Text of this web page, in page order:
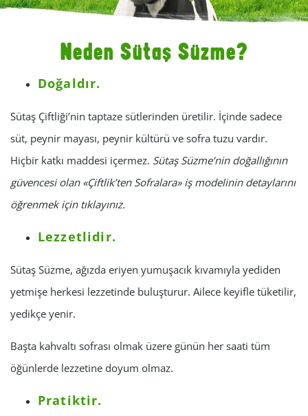
Neden Sütaş Süzme?
Doğaldır.
Sütaş Çiftliği’nin taptaze sütlerinden üretilir. İçinde sadece
süt, peynir mayası, peynir kültürü ve sofra tuzu vardır.
Hiçbir katkı maddesi içermez. Sütaş Süzme’nin doğallığının
güvencesi olan «Çiftlik’ten Sofralara» iş modelinin detaylarını
öğrenmek için tıklayınız.
Lezzetlidir.
Sütaş Süzme, ağızda eriyen yumuşacık kıvamıyla yediden
yetmişe herkesi lezzetinde buluşturur. Ailece keyifle tüketilir,
yedikçe yenir.
Başta kahvaltı sofrası olmak üzere günün her saati tüm
öğünlerde lezzetine doyum olmaz.
Pratiktir.